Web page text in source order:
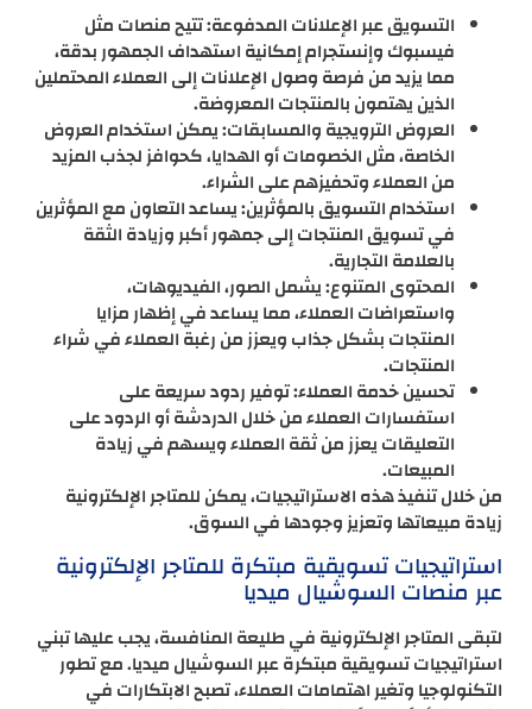
التسويق عبر الإعلانات المدفوعة: تتيح منصات مثل
فيسبوك وإنستجرام إمكانية استهداف الجمهور بدقة،
مما يزيد من فرصة وصول الإعلانات إلى العملاء المحتملين
الذين يهتمون بالمنتجات المعروضة.
العروض الترويجية والمسابقات: يمكن استخدام العروض
الخاصة، مثل الخصومات أو الهدايا، كحوافز لجذب المزيد
من العملاء وتحفيزهم على الشراء.
استخدام التسويق بالمؤثرين: يساعد التعاون مع المؤثرين
في تسويق المنتجات إلى جمهور أكبر وزيادة الثقة
بالعلامة التجارية.
المحتوى المتنوع: يشمل الصور، الفيديوهات،
واستعراضات العملاء، مما يساعد في إظهار مزايا
المنتجات بشكل جذاب ويعزز من رغبة العملاء في شراء
المنتجات.
تحسين خدمة العملاء: توفير ردود سريعة على
استفسارات العملاء من خلال الدردشة أو الردود على
التعليقات يعزز من ثقة العملاء ويسهم في زيادة
المبيعات.
من خلال تنفيذ هذه الاستراتيجيات، يمكن للمتاجر الإلكترونية
زيادة مبيعاتها وتعزيز وجودها في السوق.
استراتيجيات تسويقية مبتكرة للمتاجر الإلكترونية
عبر منصات السوشيال ميديا
لتبقى المتاجر الإلكترونية في طليعة المنافسة، يجب عليها تبني
استراتيجيات تسويقية مبتكرة عبر السوشيال ميديا. مع تطور
التكنولوجيا وتغير اهتمامات العملاء، تصبح الابتكارات في